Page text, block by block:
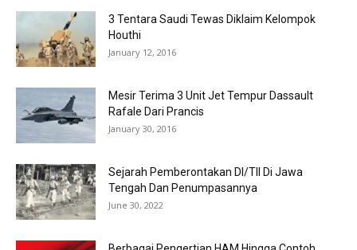
3 Tentara Saudi Tewas Diklaim Kelompok
Houthi
January 12, 2016
Mesir Terima 3 Unit Jet Tempur Dassault
Rafale Dari Prancis
January 30, 2016
Sejarah Pemberontakan DI/TII Di Jawa
Tengah Dan Penumpasannya
June 30, 2022